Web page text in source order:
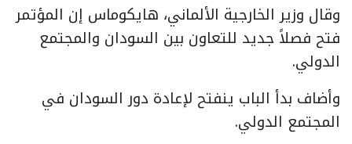
وقال وزير الخارجية الألماني، هايكوماس إن المؤتمر
فتح فصلاً جديد للتعاون بين السودان والمجتمع
الدولي.
وأضاف بدأ الباب ينفتح لإعادة دور السودان في
المجتمع الدولي.